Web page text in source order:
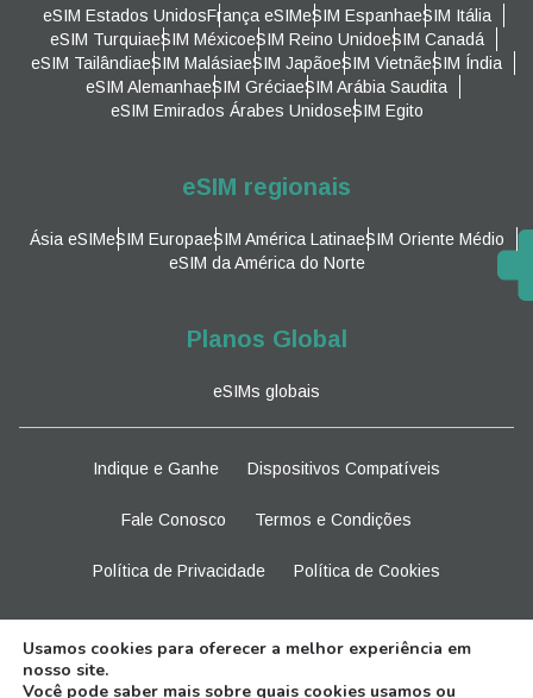
eSIM Estados UnidosFrança eSIMeSIM EspanhaeSIM Itália
eSIM TurquiaeSIM MéxicoeSIM Reino UnidoeSIM Canadá
eSIM TailândiaeSIM MalásiaeSIM JapãoeSIM VietnãeSIM Índia
eSIM AlemanhaeSIM GréciaeSIM Arábia Saudita
eSIM Emirados Árabes UnidoseSIM Egito
eSIM regionais
Ásia eSIMeSIM EuropaeSIM América LatinaeSIM Oriente Médio
eSIM da América do Norte
Planos Global
eSIMs globais
Indique e Ganhe Dispositivos Compatíveis
Fale Conosco Termos e Condições
Política de Privacidade Política de Cookies
Usamos cookies para oferecer a melhor experiência em
nosso site.
Você pode saber mais sobre quais cookies usamos ou